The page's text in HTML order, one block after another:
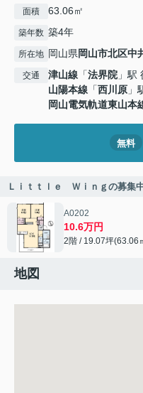
面積 63.06㎡
築年数 築4年
所在地 岡山県岡山市北区中
交通 津山線 「法界院 」駅
山陽本線 「西川原 」
岡山電気軌道東山本
無料
Ｌｉｔｔｌｅ Ｗｉｎｇの募集
A0202
10.6万円
2階 / 19.07坪(63.06
地図